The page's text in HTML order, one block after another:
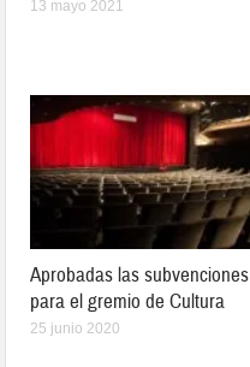
13 mayo 2021
Aprobadas las subvenciones
para el gremio de Cultura
25 junio 2020